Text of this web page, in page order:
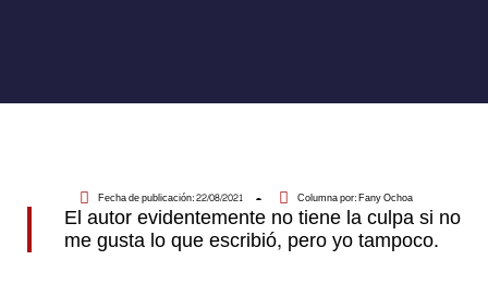
Fecha de publicación:22/08/2021 Columna por:Fany Ochoa
El autor evidentemente no tiene la culpa si no
me gusta lo que escribió, pero yo tampoco.